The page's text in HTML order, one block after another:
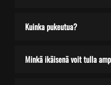
Kuinka pukeutua?
Minkä ikäisenä voit tulla